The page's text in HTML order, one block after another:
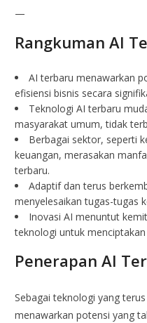
—
Rangkuman AI
AI terbaru menawarkan
efisiensi bisnis secara
Teknologi AI terbaru
masyarakat umum, tidak
Berbagai sektor, seperti
keuangan, merasakan
terbaru.
Adaptif dan terus
menyelesaikan tugas-tugas
Inovasi AI menuntut
teknologi untuk
Penerapan AI
Sebagai teknologi yang
menawarkan potensi yang